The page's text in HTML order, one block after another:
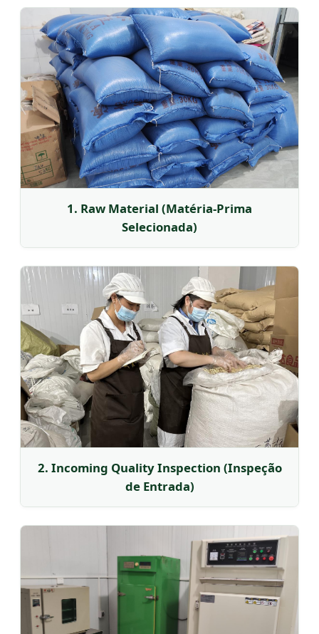
1. Raw Material (Matéria-Prima
Selecionada)
2. Incoming Quality Inspection (Inspeção
de Entrada)